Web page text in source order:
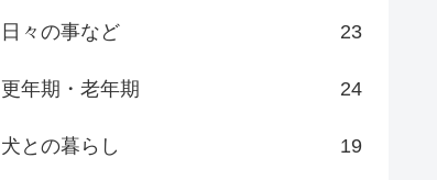
日々の事など 23
更年期・老年期 24
犬との暮らし 19